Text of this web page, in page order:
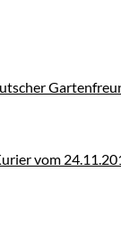
vom